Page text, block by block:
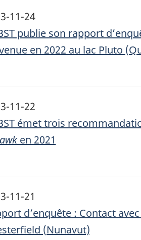
11-24
publie son rapport
en 2022 au lac Pluto
11-22
émet trois
en 2021
11-21
d’enquête : Contact
(Nunavut)